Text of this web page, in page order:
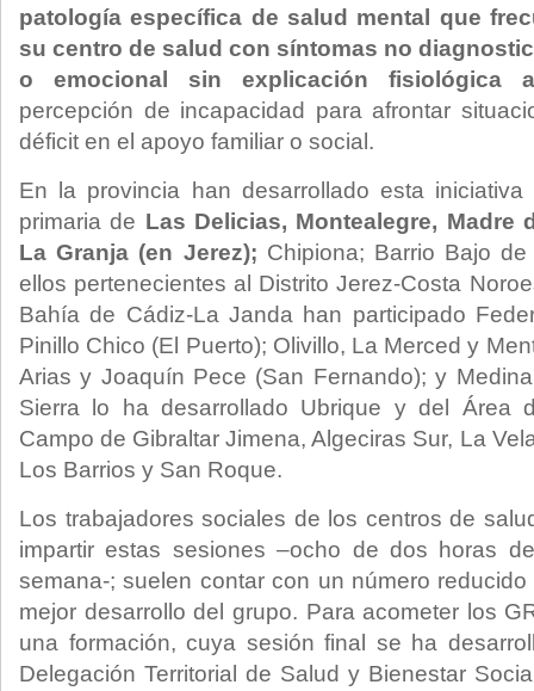
patología específica de salud mental que
su centro de salud con síntomas no
o emocional sin explicación fisiológica
percepción de incapacidad para afrontar
déficit en el apoyo familiar o social.
En la provincia han desarrollado esta
primaria de Las Delicias, Montealegre, Madre
La Granja (en Jerez); Chipiona; Barrio Bajo
ellos pertenecientes al Distrito Jerez-Costa
Bahía de Cádiz-La Janda han participado
Pinillo Chico (El Puerto); Olivillo, La Merced y
Arias y Joaquín Pece (San Fernando); y
Sierra lo ha desarrollado Ubrique y del Área
Campo de Gibraltar Jimena, Algeciras Sur, La
Los Barrios y San Roque.
Los trabajadores sociales de los centros de
impartir estas sesiones –ocho de dos horas
semana-; suelen contar con un número
mejor desarrollo del grupo. Para acometer los
una formación, cuya sesión final se ha
Delegación Territorial de Salud y Bienestar